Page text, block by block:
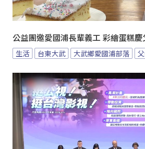
公益團邀愛國浦長輩義工 彩繪蛋糕慶
生活 台東大武 大武鄉愛國浦部落